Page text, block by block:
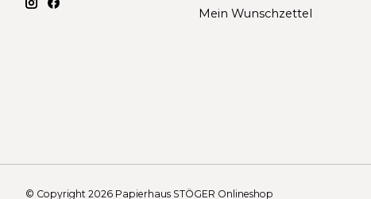
Mein Wunschzettel
© Copyright 2026 Papierhaus STÖGER Onlineshop